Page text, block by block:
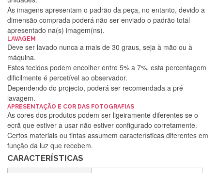
As imagens apresentam o padrão da peça, no entanto, devido a
dimensão comprada poderá não ser enviado o padrão total
apresentado na(s) imagem(ns).
LAVAGEM
Deve ser lavado nunca a mais de 30 graus, seja à mão ou à
máquina.
Estes tecidos podem encolher entre 5% a 7%, esta percentagem
dificilmente é percetível ao observador.
Dependendo do projecto, poderá ser recomendada a pré
lavagem.
APRESENTAÇÃO E COR DAS FOTOGRAFIAS
As cores dos produtos podem ser ligeiramente diferentes se o
ecrã que estiver a usar não estiver configurado corretamente.
Certos materiais ou tintas assumem características diferentes em
função da luz que recebem.
CARACTERÍSTICAS
Silvia Lopes
Encomenda direitinha. Rapidez e segurança. Volto a
encomendar.
Silvia André